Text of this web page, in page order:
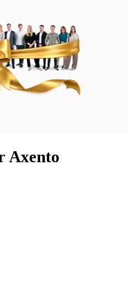
Axento